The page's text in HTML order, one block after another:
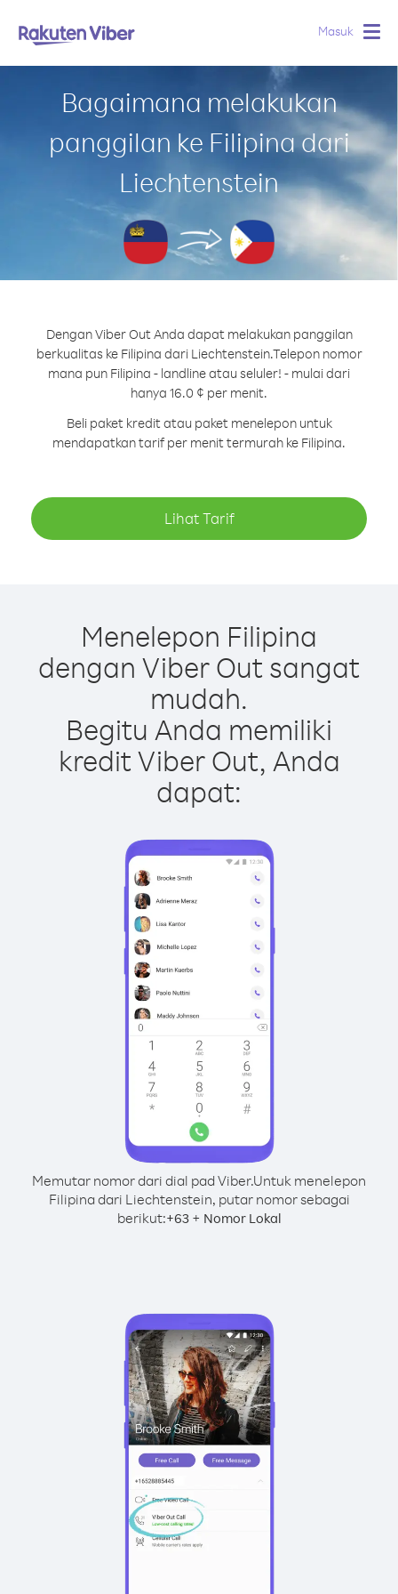
Masuk
Bagaimana melakukan
panggilan ke Filipina dari
Liechtenstein
Dengan Viber Out Anda dapat melakukan panggilan
berkualitas ke Filipina dari Liechtenstein.Telepon nomor
mana pun Filipina - landline atau seluler! - mulai dari
hanya 16.0 ¢ per menit.
Beli paket kredit atau paket menelepon untuk
mendapatkan tarif per menit termurah ke Filipina.
Lihat Tarif
Menelepon Filipina
dengan Viber Out sangat
mudah.
Begitu Anda memiliki
kredit Viber Out, Anda
dapat:
Memutar nomor dari dial pad Viber.Untuk menelepon
Filipina dari Liechtenstein, putar nomor sebagai
berikut:+63+ Nomor Lokal